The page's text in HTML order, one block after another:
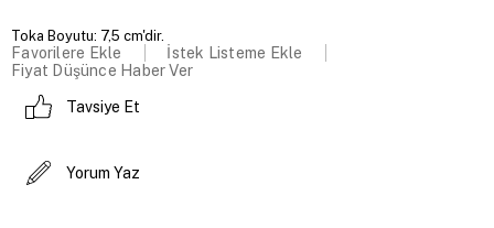
Toka Boyutu: 7,5 cm'dir.
Favorilere Ekle
İstek Listeme Ekle
Fiyat Düşünce Haber Ver
Tavsiye Et
Yorum Yaz